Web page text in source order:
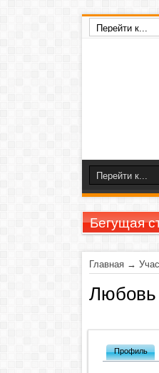
Бегущая
Главная →
Любовь
Профиль